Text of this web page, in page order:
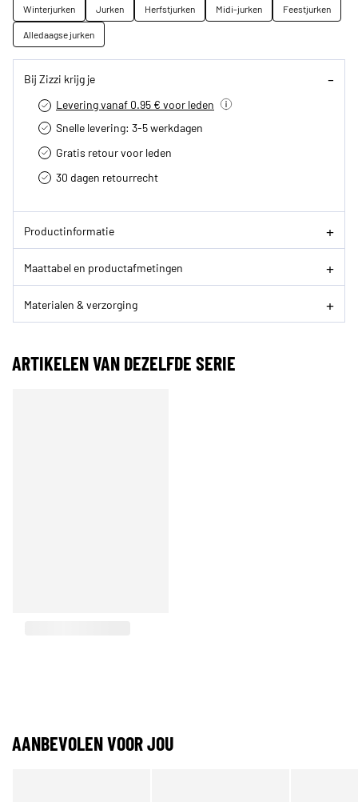
Winterjurken Jurken Herfstjurken Midi-jurken
Feestjurken
Alledaagse jurken
Bij Zizzi krijg je
Levering vanaf 0.95 € voor leden
Snelle levering: 3-5 werkdagen
Gratis retour voor leden
30 dagen retourrecht­
Productinformatie
Maattabel en productafmetingen
Materialen & verzorging
ARTIKELEN VAN DEZELFDE SERIE
AANBEVOLEN VOOR JOU